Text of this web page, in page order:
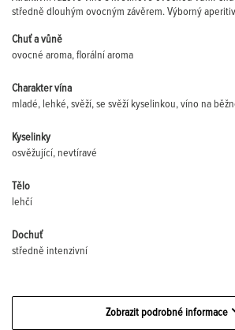
středně dlouhým ovocným závěrem. Výborný
Chuť a vůně
ovocné aroma, florální aroma
Charakter vína
mladé, lehké, svěží, se svěží kyselinkou, víno na
Kyselinky
osvěžující, nevtíravé
Tělo
lehčí
Dochuť
středně intenzivní
Zobrazit podrobné informace